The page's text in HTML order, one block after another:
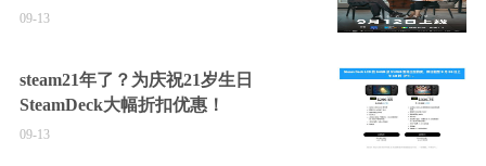
09-13
steam21年了？为庆祝21岁生日
SteamDeck大幅折扣优惠！
09-13